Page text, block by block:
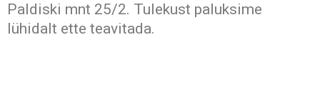
Paldiski mnt 25/2. Tulekust paluksime
lühidalt ette teavitada.